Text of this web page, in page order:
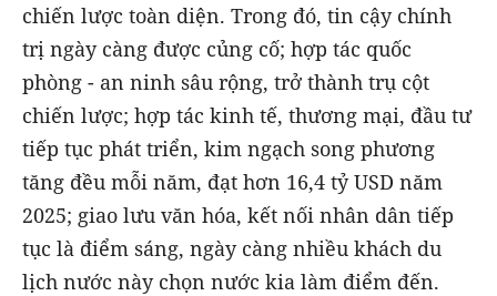
chiến lược toàn diện. Trong đó, tin cậy chính
trị ngày càng được củng cố; hợp tác quốc
phòng - an ninh sâu rộng, trở thành trụ cột
chiến lược; hợp tác kinh tế, thương mại, đầu tư
tiếp tục phát triển, kim ngạch song phương
tăng đều mỗi năm, đạt hơn 16,4 tỷ USD năm
2025; giao lưu văn hóa, kết nối nhân dân tiếp
tục là điểm sáng, ngày càng nhiều khách du
lịch nước này chọn nước kia làm điểm đến.